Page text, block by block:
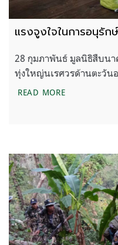
แรงจูงใจในการอนุรัก
28 กุมภาพันธ์ มูลนิธิสืบนา
ทุ่งใหญ่นเรศวรด้านตะวัน
READ MOREแรงจูงใจในก